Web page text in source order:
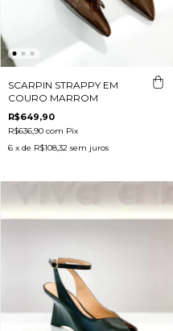
SCARPIN STRAPPY EM
COURO MARROM
R$649,90
R$636,90 com Pix
6 x de R$108,32 sem juros